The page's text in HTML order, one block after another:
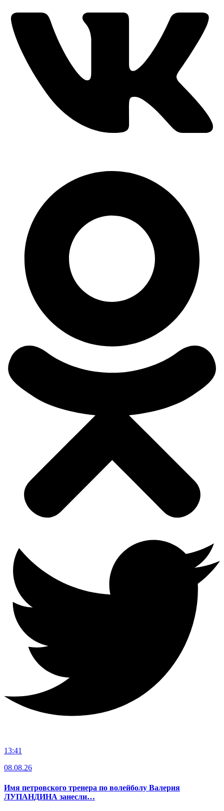
13:41
08.08.26
Имя петровского тренера по волейболу Валерия
ЛУПАНДИНА занесли…